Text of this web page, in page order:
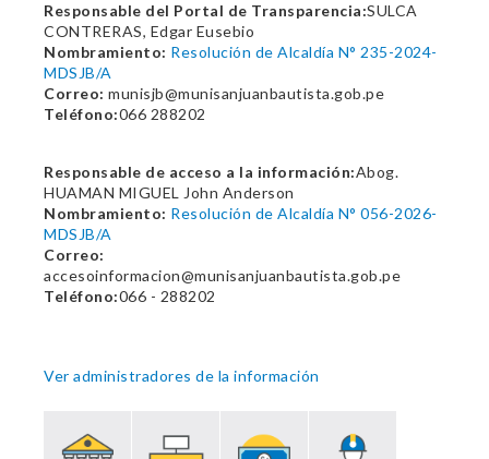
Responsable del Portal de Transparencia:SULCA
CONTRERAS, Edgar Eusebio
Nombramiento: Resolución de Alcaldía N° 235-2024-
MDSJB/A
Correo: munisjb@munisanjuanbautista.gob.pe
Teléfono:066 288202
Responsable de acceso a la información:Abog.
HUAMAN MIGUEL John Anderson
Nombramiento: Resolución de Alcaldía N° 056-2026-
MDSJB/A
Correo:
accesoinformacion@munisanjuanbautista.gob.pe
Teléfono:066 - 288202
Ver administradores de la información